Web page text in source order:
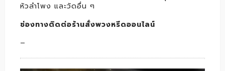
หัวลำโพง และวัดอื่น ๆ
ช่องทางติดต่อร้านสั่งพวงหรีดออนไลน์
–